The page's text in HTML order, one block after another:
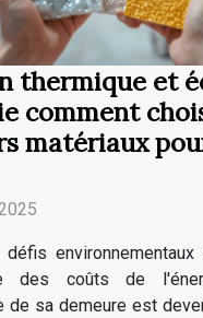
thermique et
comment
matériaux
défis
des coûts de
de sa demeure est